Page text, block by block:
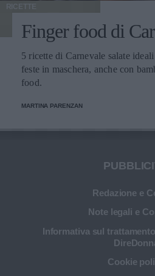
RICETTE
Finger food di
5 ricette di Carnevale salate
feste in maschera, anche con
food.
MARTINA PARENZAN
Redazione e
Note legali e
Informativa sul
Cookie